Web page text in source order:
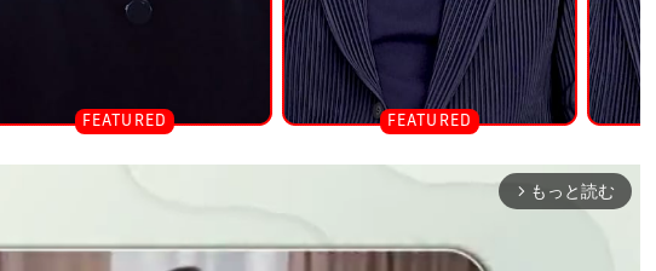
arrow_forward_ios もっと読む